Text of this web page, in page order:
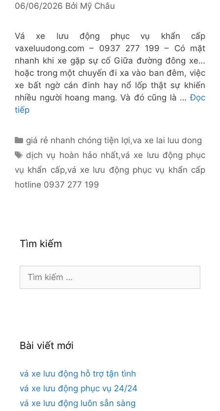
06/06/2026 Bởi Mỹ Châu
Vá xe lưu động phục vụ khẩn cấp
vaxeluudong.com – 0937 277 199 – Có mặt
nhanh khi xe gặp sự cố Giữa đường đông xe…
hoặc trong một chuyến đi xa vào ban đêm, việc
xe bất ngờ cán đinh hay nổ lốp thật sự khiến
nhiều người hoang mang. Và đó cũng là …Đọc
tiếp
Danh
mục
giá rẻ nhanh chóng tiện lợi,va xe lai luu dong
Thẻ
dịch vụ hoàn hảo nhất,vá xe lưu động phục
vụ khẩn cấp,vá xe lưu động phục vụ khẩn cấp
hotline 0937 277 199
Tìm kiếm
Tìm
kiếm
Bài viết mới
vá xe lưu động hỗ trợ tận tình
vá xe lưu động phục vụ 24/24
vá xe lưu động luôn sẵn sàng